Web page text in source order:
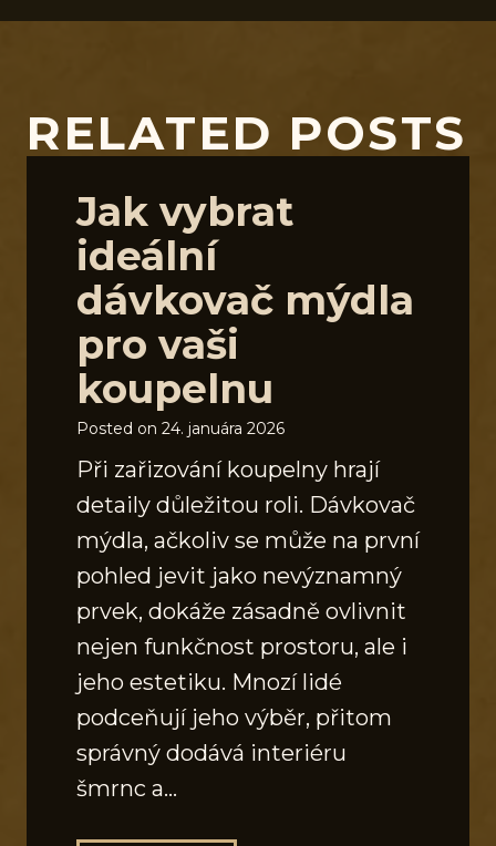
RELATED POSTS
Jak vybrat
ideální
dávkovač mýdla
pro vaši
koupelnu
Posted on 24. januára 2026
Při zařizování koupelny hrají
detaily důležitou roli. Dávkovač
mýdla, ačkoliv se může na první
pohled jevit jako nevýznamný
prvek, dokáže zásadně ovlivnit
nejen funkčnost prostoru, ale i
jeho estetiku. Mnozí lidé
podceňují jeho výběr, přitom
správný dodává interiéru
šmrnc a…